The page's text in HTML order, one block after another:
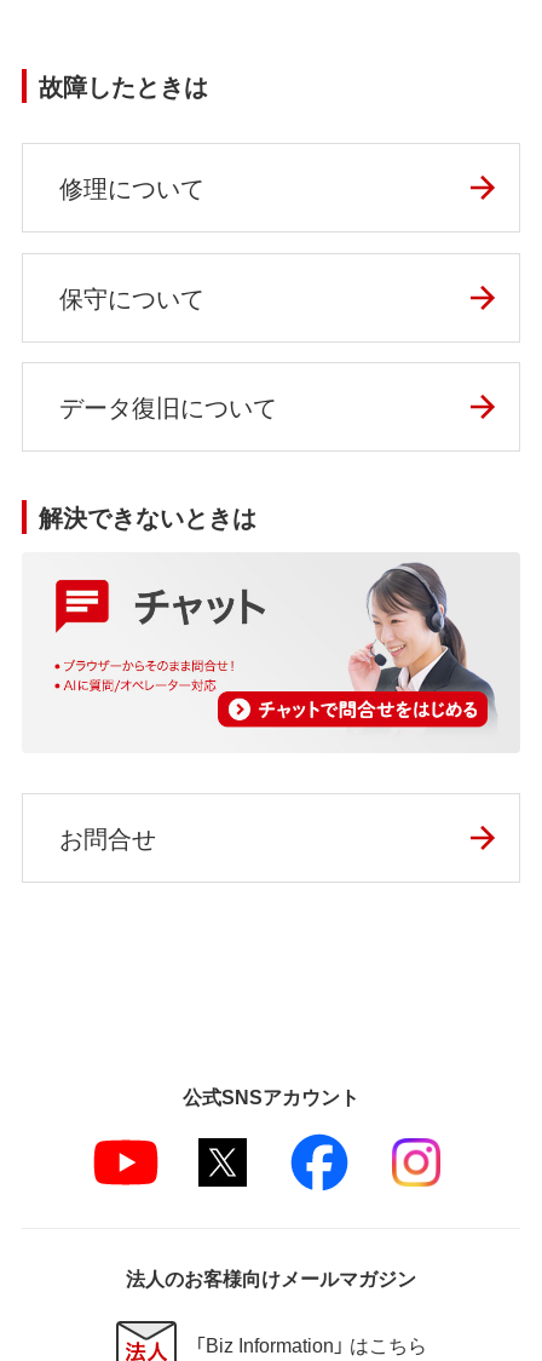
故障したときは
修理について
保守について
データ復旧について
解決できないときは
お問合せ
公式SNSアカウント
法人のお客様向けメールマガジン
「Biz Information」 はこちら